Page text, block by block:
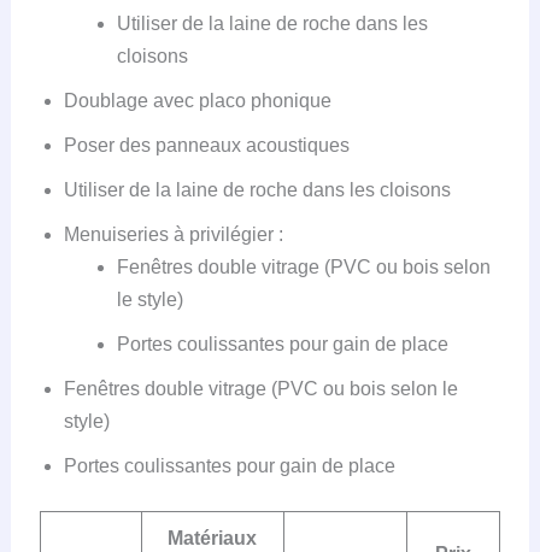
Utiliser de la laine de roche dans les
cloisons
Doublage avec placo phonique
Poser des panneaux acoustiques
Utiliser de la laine de roche dans les cloisons
Menuiseries à privilégier :
Fenêtres double vitrage (PVC ou bois selon
le style)
Portes coulissantes pour gain de place
Fenêtres double vitrage (PVC ou bois selon le
style)
Portes coulissantes pour gain de place
Matériaux